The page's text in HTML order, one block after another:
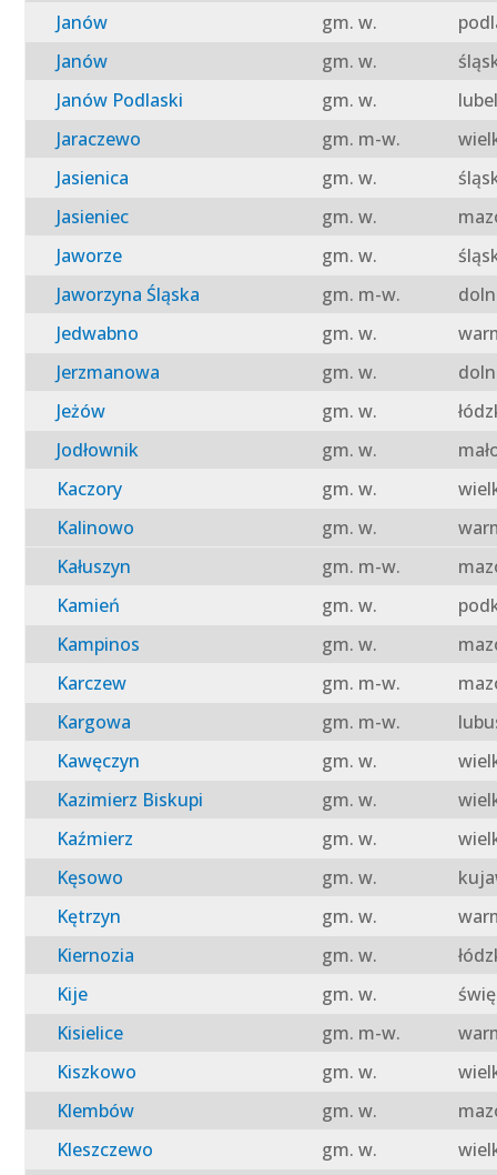
Janów gm. w.
Janów
gm. w.
Janów Podlaski
gm. w.
Jaraczewo
gm. m-w.
Jasienica
gm. w.
Jasieniec
gm. w.
Jaworze
gm. w.
Jaworzyna Śląska
gm. m-w.
Jedwabno
gm. w.
Jerzmanowa
gm. w.
Jeżów
gm. w.
Jodłownik
gm. w.
Kaczory
gm. w.
Kalinowo
gm. w.
Kałuszyn
gm. m-w.
Kamień
gm. w.
Kampinos
gm. w.
Karczew
gm. m-w.
Kargowa
gm. m-w.
Kawęczyn
gm. w.
Kazimierz Biskupi
gm. w.
Kaźmierz
gm. w.
Kęsowo
gm. w.
Kętrzyn
gm. w.
Kiernozia
gm. w.
Kije
gm. w.
Kisielice
gm. m-w.
Kiszkowo
gm. w.
Klembów
gm. w.
Kleszczewo
gm. w.